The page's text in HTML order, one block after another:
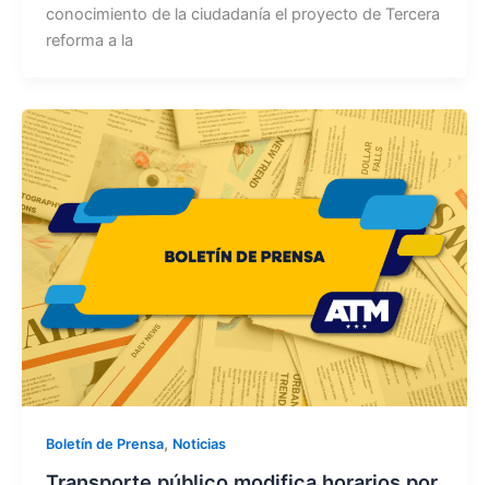
conocimiento de la ciudadanía el proyecto de Tercera
reforma a la
Boletín de Prensa, Noticias